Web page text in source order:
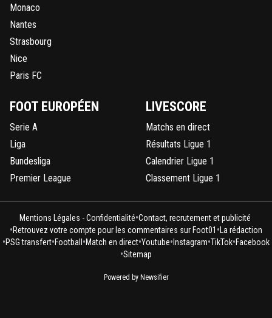
Monaco
Nantes
Strasbourg
Nice
Paris FC
FOOT EUROPÉEN
Serie A
Liga
Bundesliga
Premier League
LIVESCORE
Matchs en direct
Résultats Ligue 1
Calendrier Ligue 1
Classement Ligue 1
Mentions Légales - Confidentialité•Contact, recrutement et publicité
•Retrouvez votre compte pour les commentaires sur Foot01 •La rédaction
•PSG transfert•Football •Match en direct•Youtube• Instagram•TikTok•Facebook
•Sitemap
Powered by Newsifier